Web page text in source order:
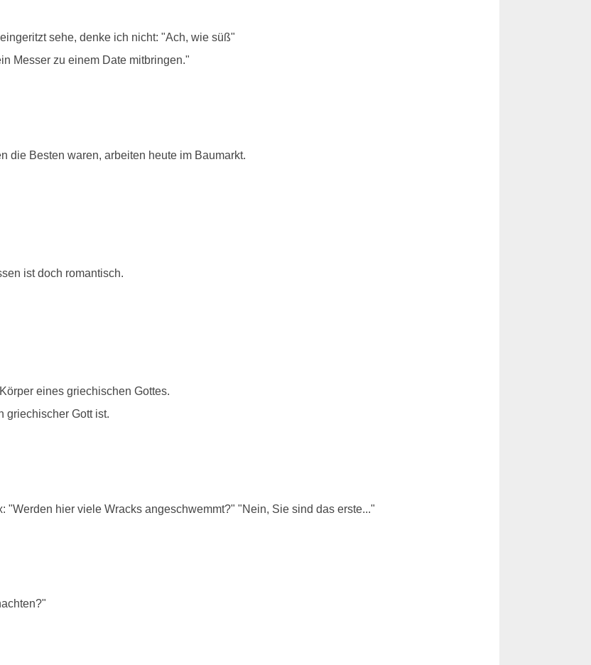
sehe, denke ich nicht: "Ach, wie süß"
Messer zu einem Date mitbringen."
die Besten waren, arbeiten heute im Baumarkt.
ist doch romantisch.
eines griechischen Gottes.
griechischer Gott ist.
"Werden hier viele Wracks angeschwemmt?" "Nein, Sie sind das erste..."